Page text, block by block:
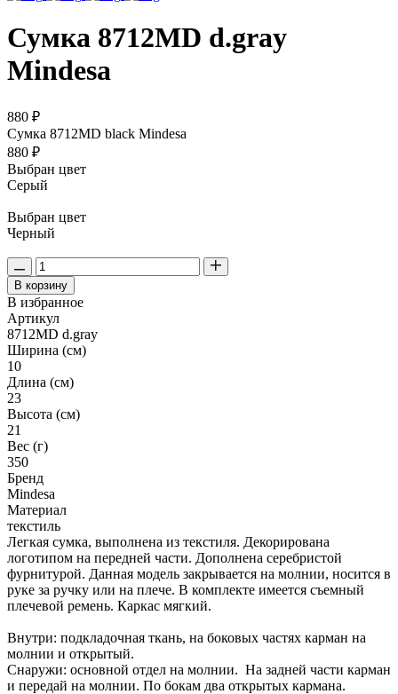
Сумка 8712MD d.gray
Mindesa
880 ₽
Сумка 8712MD black Mindesa
880 ₽
Выбран цвет
Серый
Выбран цвет
Черный
В корзину
В избранное
Артикул
8712MD d.gray
Ширина (см)
10
Длина (см)
23
Высота (см)
21
Вес (г)
350
Бренд
Mindesa
Материал
текстиль
Легкая сумка, выполнена из текстиля. Декорирована
логотипом на передней части. Дополнена серебристой
фурнитурой. Данная модель закрывается на молнии, носится в
руке за ручку или на плече. В комплекте имеется съемный
плечевой ремень. Каркас мягкий.
Внутри: подкладочная ткань, на боковых частях карман на
молнии и открытый.
Снаружи: основной отдел на молнии. На задней части карман
и передай на молнии. По бокам два открытых кармана.